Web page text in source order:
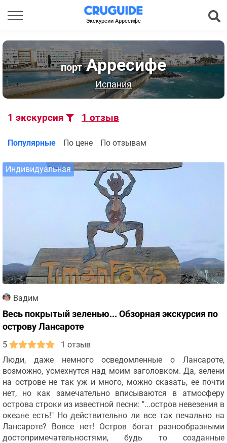
Экскурсии Арресифе
портАрресифе
Испания
1 экскурсия 1 отзыв
Популярные По цене По отзывам
Индивидуальная
Вадим
Весь покрытый зеленью... Обзорная экскурсия по
острову Лансароте
5
1 отзыв
Люди, даже немного осведомленные о Лансароте,
возможно, усмехнутся над моим заголовком. Да, зелени
на острове не так уж и много, можно сказать, ее почти
нет, но как замечательно вписываются в атмосферу
острова строки из известной песни: "...остров невезения в
океане есть!" Но действительно ли все так печально на
Лансароте? Вовсе нет! Остров богат разнообразными
достопримечательностями, будь то созданные